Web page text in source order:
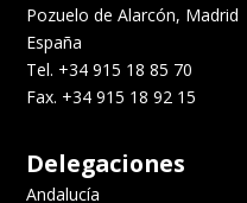
Pozuelo de Alarcón, Madrid
España
Tel. +34 915 18 85 70
Fax. +34 915 18 92 15
Delegaciones
Andalucía